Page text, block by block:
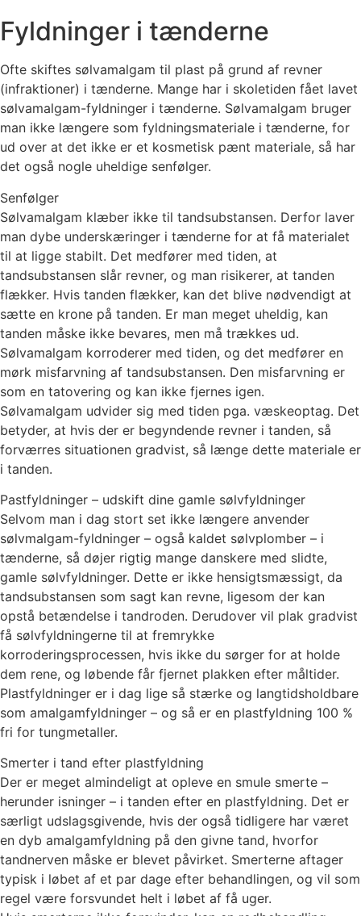
Fyldninger i tænderne
Ofte skiftes sølvamalgam til plast på grund af revner
(infraktioner) i tænderne. Mange har i skoletiden fået lavet
sølvamalgam-fyldninger i tænderne. Sølvamalgam bruger
man ikke længere som fyldningsmateriale i tænderne, for
ud over at det ikke er et kosmetisk pænt materiale, så har
det også nogle uheldige senfølger.
Senfølger
Sølvamalgam klæber ikke til tandsubstansen. Derfor laver
man dybe underskæringer i tænderne for at få materialet
til at ligge stabilt. Det medfører med tiden, at
tandsubstansen slår revner, og man risikerer, at tanden
flækker. Hvis tanden flækker, kan det blive nødvendigt at
sætte en krone på tanden. Er man meget uheldig, kan
tanden måske ikke bevares, men må trækkes ud.
Sølvamalgam korroderer med tiden, og det medfører en
mørk misfarvning af tandsubstansen. Den misfarvning er
som en tatovering og kan ikke fjernes igen.
Sølvamalgam udvider sig med tiden pga. væskeoptag. Det
betyder, at hvis der er begyndende revner i tanden, så
forværres situationen gradvist, så længe dette materiale er
i tanden.
Pastfyldninger – udskift dine gamle sølvfyldninger
Selvom man i dag stort set ikke længere anvender
sølvmalgam-fyldninger – også kaldet sølvplomber – i
tænderne, så døjer rigtig mange danskere med slidte,
gamle sølvfyldninger. Dette er ikke hensigtsmæssigt, da
tandsubstansen som sagt kan revne, ligesom der kan
opstå betændelse i tandroden. Derudover vil plak gradvist
få sølvfyldningerne til at fremrykke
korroderingsprocessen, hvis ikke du sørger for at holde
dem rene, og løbende får fjernet plakken efter måltider.
Plastfyldninger er i dag lige så stærke og langtidsholdbare
som amalgamfyldninger – og så er en plastfyldning 100 %
fri for tungmetaller.
Smerter i tand efter plastfyldning
Der er meget almindeligt at opleve en smule smerte –
herunder isninger – i tanden efter en plastfyldning. Det er
særligt udslagsgivende, hvis der også tidligere har været
en dyb amalgamfyldning på den givne tand, hvorfor
tandnerven måske er blevet påvirket. Smerterne aftager
typisk i løbet af et par dage efter behandlingen, og vil som
regel være forsvundet helt i løbet af få uger.